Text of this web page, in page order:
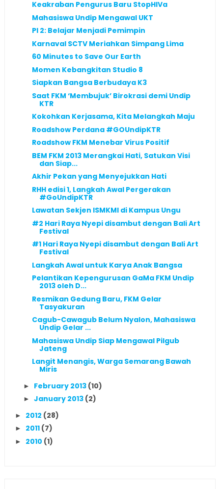
Keakraban Pengurus Baru StopHIVa
Mahasiswa Undip Mengawal UKT
PI 2: Belajar Menjadi Pemimpin
Karnaval SCTV Meriahkan Simpang Lima
60 Minutes to Save Our Earth
Momen Kebangkitan Studio 8
Siapkan Bangsa Berbudaya K3
Saat FKM ‘Membujuk’ Birokrasi demi Undip
KTR
Kokohkan Kerjasama, Kita Melangkah Maju
Roadshow Perdana #GOUndipKTR
Roadshow FKM Menebar Virus Positif
BEM FKM 2013 Merangkai Hati, Satukan Visi
dan Siap...
Akhir Pekan yang Menyejukkan Hati
RHH edisi 1, Langkah Awal Pergerakan
#GoUndipKTR
Lawatan Sekjen ISMKMI di Kampus Ungu
#2 Hari Raya Nyepi disambut dengan Bali Art
Festival
#1 Hari Raya Nyepi disambut dengan Bali Art
Festival
Langkah Awal untuk Karya Anak Bangsa
Pelantikan Kepengurusan GaMa FKM Undip
2013 oleh D...
Resmikan Gedung Baru, FKM Gelar
Tasyakuran
Cagub-Cawagub Belum Nyalon, Mahasiswa
Undip Gelar ...
Mahasiswa Undip Siap Mengawal Pilgub
Jateng
Langit Menangis, Warga Semarang Bawah
Miris
► February 2013 (10)
► January 2013 (2)
► 2012 (28)
► 2011 (7)
► 2010 (1)